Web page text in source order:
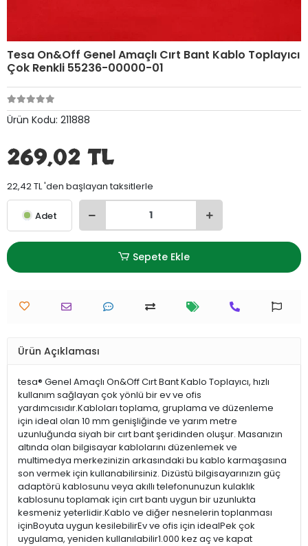
Tesa On&Off Genel Amaçlı Cırt Bant Kablo Toplayıcı
Çok Renkli 55236-00000-01
Ürün Kodu: 211888
269,02 TL
22,42 TL 'den başlayan taksitlerle
Adet
Sepete Ekle
Ürün Açıklaması
tesa® Genel Amaçlı On&Off Cırt Bant Kablo Toplayıcı, hızlı
kullanım sağlayan çok yönlü bir ev ve ofis
yardımcısıdır.Kabloları toplama, gruplama ve düzenleme
için ideal olan 10 mm genişliğinde ve yarım metre
uzunluğunda siyah bir cırt bant şeridinden oluşur. Masanızın
altında olan bilgisayar kablolarını düzenlemek ve
multimedya merkezinizin arkasındaki bu kablo karmaşasına
son vermek için kullanabilirsiniz. Dizüstü bilgisayarınızın güç
adaptörü kablosunu veya akıllı telefonunuzun kulaklık
kablosunu toplamak için cırt bantı uygun bir uzunlukta
kesmeniz yeterlidir.Kablo ve diğer nesnelerin toplanması
içinBoyuta uygun kesilebilirEv ve ofis için idealPek çok
uygulama, yeniden kullanılabilir1.000 kez aç ve kapat